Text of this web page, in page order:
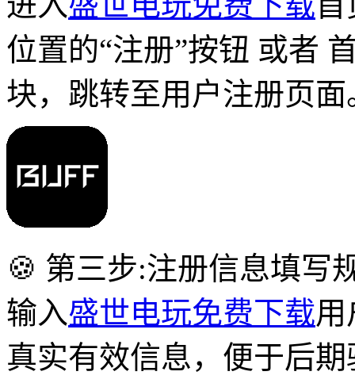
位置的“注册”按钮 或者
块，跳转至用户注册页面
🍪 第三步:注册信息填写
输入盛世电玩免费下载
真实有效信息，便于后